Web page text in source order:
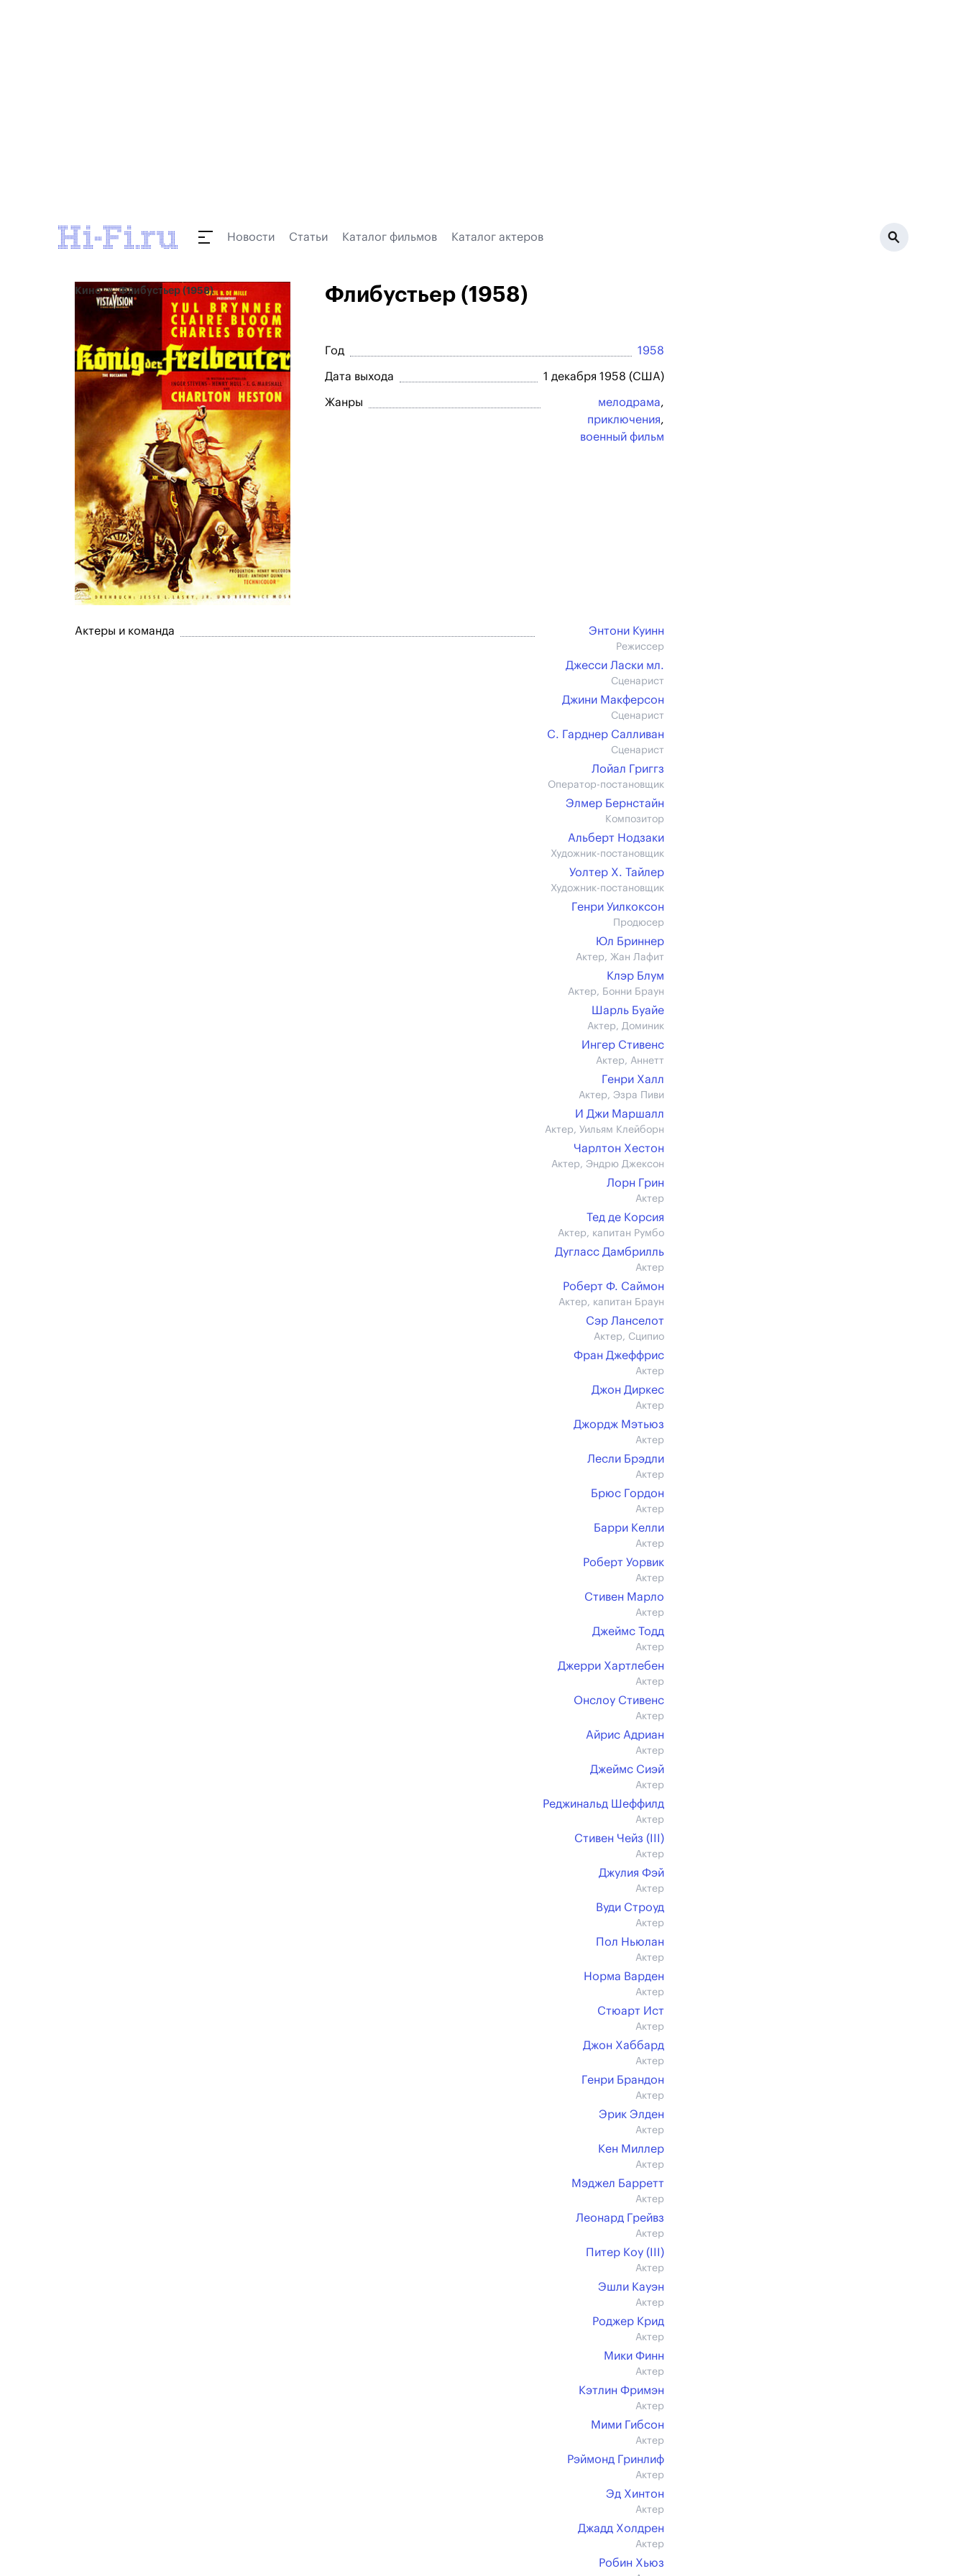
Новости Статьи Каталог фильмов Каталог актеров
Кино Флибустьер (1958) Флибустьер (1958)
Год 1958
Дата выхода 1 декабря 1958 (США)
Жанры мелодрама,
приключения,
военный фильм
Актеры и команда Энтони Куинн
Режиссер
Джесси Ласки мл.
Сценарист
Джини Макферсон
Сценарист
С. Гарднер Салливан
Сценарист
Лойал Григгз
Оператор-постановщик
Элмер Бернстайн
Композитор
Альберт Нодзаки
Художник-постановщик
Уолтер Х. Тайлер
Художник-постановщик
Генри Уилкоксон
Продюсер
Юл Бриннер
Актер, Жан Лафит
Клэр Блум
Актер, Бонни Браун
Шарль Буайе
Актер, Доминик
Ингер Стивенс
Актер, Аннетт
Генри Халл
Актер, Эзра Пиви
И Джи Маршалл
Актер, Уильям Клейборн
Чарлтон Хестон
Актер, Эндрю Джексон
Лорн Грин
Актер
Тед де Корсия
Актер, капитан Румбо
Дугласс Дамбрилль
Актер
Роберт Ф. Саймон
Актер, капитан Браун
Сэр Ланселот
Актер, Сципио
Фран Джеффрис
Актер
Джон Диркес
Актер
Джордж Мэтьюз
Актер
Лесли Брэдли
Актер
Брюс Гордон
Актер
Барри Келли
Актер
Роберт Уорвик
Актер
Стивен Марло
Актер
Джеймс Тодд
Актер
Джерри Хартлебен
Актер
Онслоу Стивенс
Актер
Айрис Адриан
Актер
Джеймс Сиэй
Актер
Реджинальд Шеффилд
Актер
Стивен Чейз (III)
Актер
Джулия Фэй
Актер
Вуди Строуд
Актер
Пол Ньюлан
Актер
Норма Варден
Актер
Стюарт Ист
Актер
Джон Хаббард
Актер
Генри Брандон
Актер
Эрик Элден
Актер
Кен Миллер
Актер
Мэджел Барретт
Актер
Леонард Грейвз
Актер
Питер Коу (III)
Актер
Эшли Кауэн
Актер
Роджер Крид
Актер
Мики Финн
Актер
Кэтлин Фримэн
Актер
Мими Гибсон
Актер
Рэймонд Гринлиф
Актер
Эд Хинтон
Актер
Джадд Холдрен
Актер
Робин Хьюз